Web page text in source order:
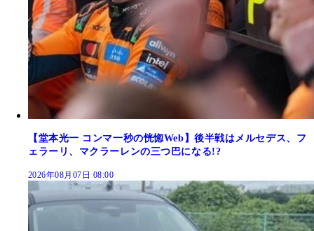
【堂本光一 コンマ一秒の恍惚Web】後半戦はメルセデス、フ
ェラーリ、マクラーレンの三つ巴になる!?
2026年08月07日 08:00